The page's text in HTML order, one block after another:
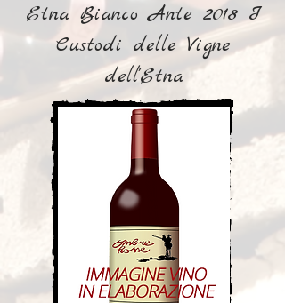
Etna Bianco Ante 2018 I
Custodi delle Vigne
dell'Etna